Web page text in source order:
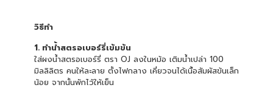
วิธีทำ
1. ทำน้ำสตรอเบอร์รี่เข้มข้น
ใส่ผงน้ำสตรอเบอร์รี่ ตรา OJ ลงในหม้อ เติมน้ำเปล่า 100
มิลลิลิตร คนให้ละลาย ตั้งไฟกลาง เคี่ยวจนได้เนื้อสัมผัสข้นเล็ก
น้อย จากนั้นพักไว้ให้เย็น